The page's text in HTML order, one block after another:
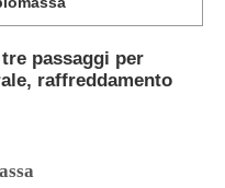
passaggi per
raffreddamento